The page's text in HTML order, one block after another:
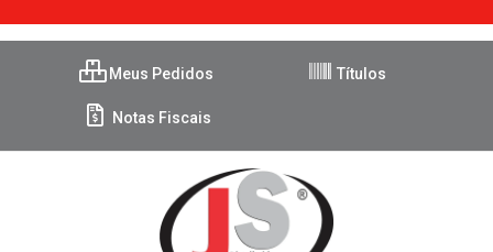
Meus Pedidos Títulos
Notas Fiscais